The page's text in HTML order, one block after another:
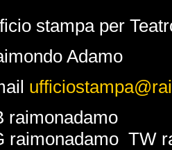
stampa per
Adamo
raimonadamo
raimonadamo TW